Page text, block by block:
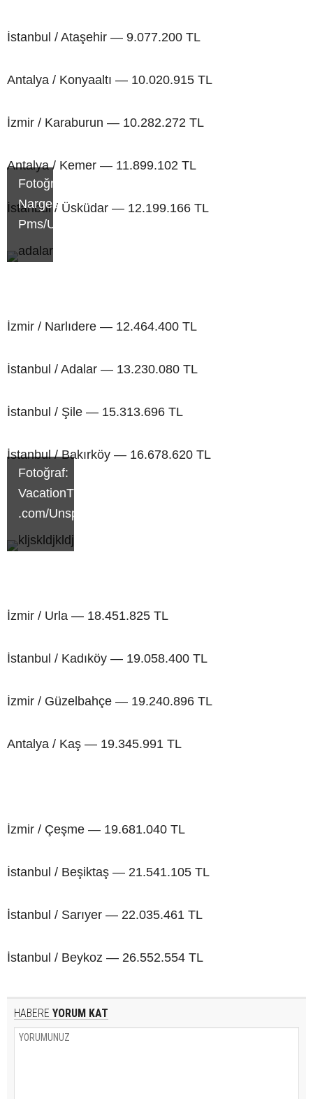
İstanbul / Ataşehir — 9.077.200 TL
Antalya / Konyaaltı — 10.020.915 TL
İzmir / Karaburun — 10.282.272 TL
Antalya / Kemer — 11.899.102 TL
İstanbul / Üsküdar — 12.199.166 TL
Fotoğraf:
Narges
Pms/Unsplash
İzmir / Narlıdere — 12.464.400 TL
İstanbul / Adalar — 13.230.080 TL
İstanbul / Şile — 15.313.696 TL
İstanbul / Bakırköy — 16.678.620 TL
Fotoğraf:
VacationTravelInsider
.com/Unsplash
İzmir / Urla — 18.451.825 TL
İstanbul / Kadıköy — 19.058.400 TL
İzmir / Güzelbahçe — 19.240.896 TL
Antalya / Kaş — 19.345.991 TL
İzmir / Çeşme — 19.681.040 TL
İstanbul / Beşiktaş — 21.541.105 TL
İstanbul / Sarıyer — 22.035.461 TL
İstanbul / Beykoz — 26.552.554 TL
HABERE YORUM KAT